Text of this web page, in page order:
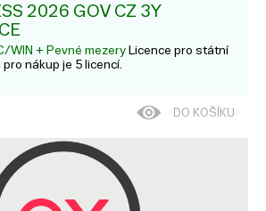
2026 GOV CZ 3Y
WIN + Pevné mezery Licence pro státní
nákup je 5 licencí.
DO KOŠÍKU